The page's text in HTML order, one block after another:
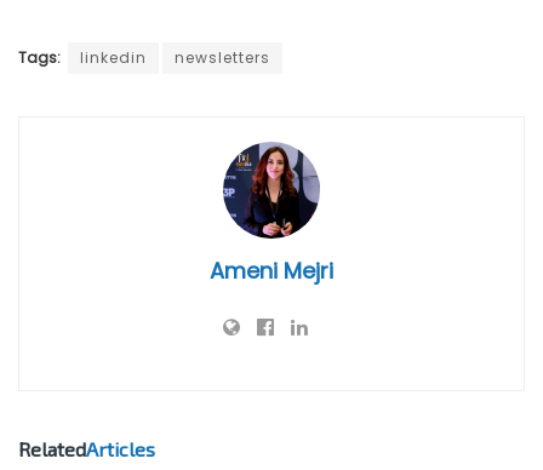
Tags: linkedin newsletters
Ameni Mejri
RelatedArticles